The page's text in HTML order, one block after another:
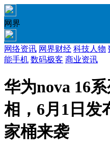
网界
网络资讯 网界财经 科技人物
能手机 数码极客 商业资讯
华为nova 16
相，6月1日发
家桶来袭